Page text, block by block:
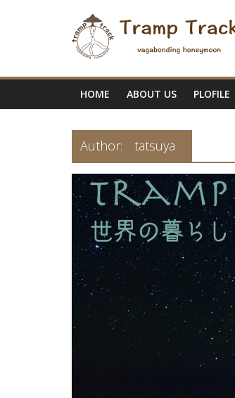
HOME ABOUT US PLOFILE
Author: tatsuya